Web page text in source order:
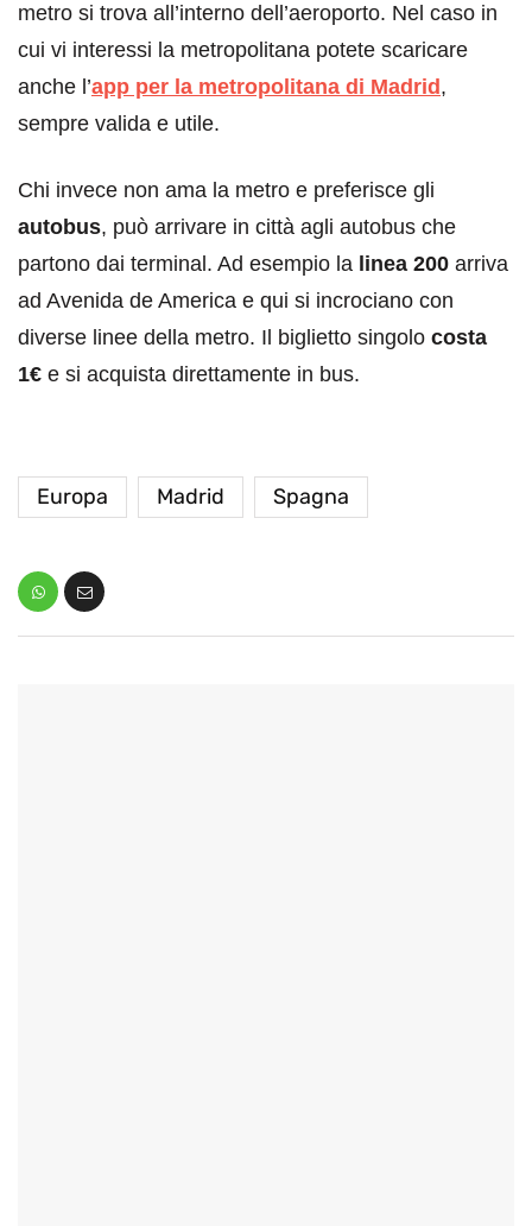
metro si trova all’interno dell’aeroporto. Nel caso in
cui vi interessi la metropolitana potete scaricare
anche l’app per la metropolitana di Madrid ,
sempre valida e utile.
Chi invece non ama la metro e preferisce gli
autobus, può arrivare in città agli autobus che
partono dai terminal. Ad esempio la linea 200 arriva
ad Avenida de America e qui si incrociano con
diverse linee della metro. Il biglietto singolo costa
1€ e si acquista direttamente in bus.
Europa Madrid Spagna